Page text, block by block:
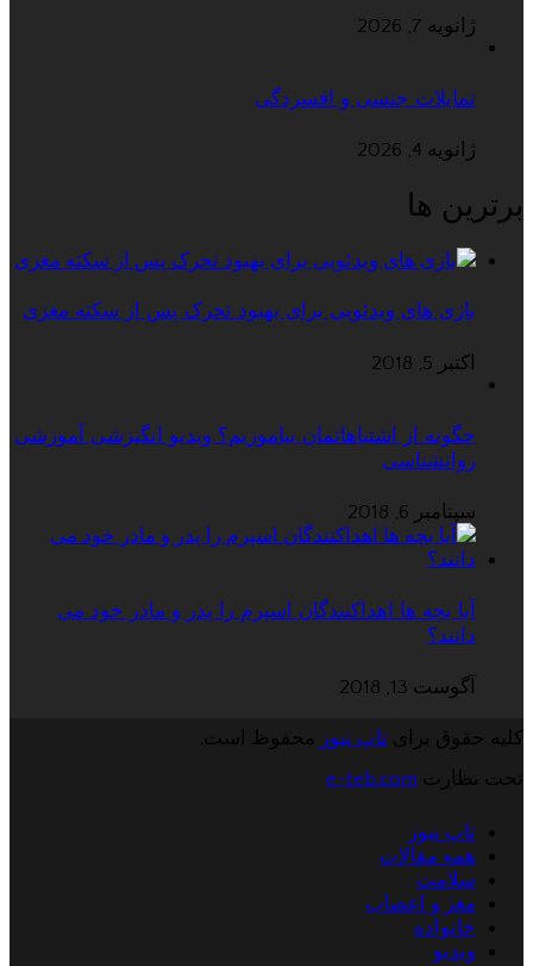
ژانویه 7, 2026
تمایلات جنسی و افسردگی
ژانویه 4, 2026
برترین ها
بازی های ویدئویی برای بهبود تحرک پس از سکته مغزی
اکتبر 5, 2018
چگونه از اشتباهاتمان بیاموزیم؟ ویدیو انگیزشی آموزشی
روانشناسی
سپتامبر 6, 2018
آیا بچه ها اهداکنندگان اسپرم را پدر و مادر خود می
دانند؟
آگوست 13, 2018
کلیه حقوق برای تاپ نیوز
محفوظ است.
تحت نظارت e-teb.com
تاپ نیوز
همه مقالات
سلامت
مغز و اعصاب
خانواده
ویدیو